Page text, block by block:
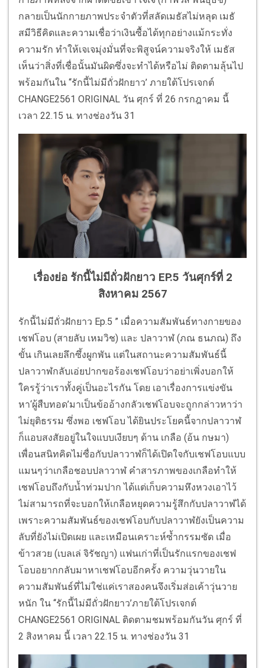
กลายเป็นนักกายภาพประจำตัวที่สลัดเมธัสไม่หลุด เมธั
สมีวิธีคิดและความเชื่อว่าเงินซื้อได้ทุกอย่างแม้กระทั่ง
ความรัก ทำให้เจเจมุ่งมั่นที่จะพิสูจน์ความจริงให้ เมธัส
เห็นว่าสิ่งที่เชื่อนั้นมันผิดซึ่งจะทำได้หรือไม่ ติดตามลุ้นไป
พร้อมกันใน ‘‘รักนี้ไม่มีถั่วฝักยาว’ ภายใต้โปรเจกต์
CHANGE2561 ORIGINAL วัน ศุกร์ ที่ 26 กรกฎาคม นี้
เวลา 22.15 น. ทางช่องวัน 31
เรื่องย่อ รักนี้ไม่มีถั่วฝักยาว EP.5 วันศุกร์ที่ 2
สิงหาคม 2567
รักนี้ไม่มีถั่วฝักยาว Ep.5 ” เมื่อความสัมพันธ์ทางกายของ
เชฟโอบ (สายลับ เหมวิช) และ ปลาวาฬ (ภณ ธนภณ) ถึง
ขั้น เกินเลยลึกซึ้งผูกพัน แต่ในสถานะความสัมพันธ์นี้
ปลาวาฬกลับเอ่ยปากขอร้องเชฟโอบว่าอย่าเพิ่งบอกให้
ใครรู้ว่าเราทั้งคู่เป็นอะไรกัน โดย เอาเรื่องการแข่งขัน
หา‘ผู้สืบทอด’มาเป็นข้ออ้างกลัวเชฟโอบจะถูกกล่าวหาว่า
ไม่ยุติธรรม ซึ่งพอ เชฟโอบ ได้ยินประโยคนี้จากปลาวาฬ
ก็แอบสงสัยอยู่ในใจแบบเงียบๆ ด้าน เกลือ (อ้น กษมา)
เพื่อนสนิทคิดไม่ซื่อกับปลาวาฬก็ได้เปิดใจกับเชฟโอบแบบ
แมนๆว่าเกลือชอบปลาวาฬ คำสารภาพของเกลือทำให้
เชฟโอบถึงกับน้ำท่วมปาก ได้แต่เก็บความหึงหวงเอาไว้
ไม่สามารถที่จะบอกให้เกลือหยุดความรู้สึกกับปลาวาฬได้
เพราะความสัมพันธ์ของเชฟโอบกับปลาวาฬยังเป็นความ
ลับที่ยังไม่เปิดเผย และเหมือนเคราะห์ซ้ำกรรมซัด เมื่อ
ข้าวสวย (เบลเล่ จิรัชญา) แฟนเก่าที่เป็นรักแรกของเชฟ
โอบอยากกลับมาหาเชฟโอบอีกครั้ง ความวุ่นวายใน
ความสัมพันธ์ที่ไม่ใช่แค่เราสองคนจึงเริ่มส่อเค้าวุ่นวาย
หนัก ใน ‘‘รักนี้ไม่มีถั่วฝักยาว’ภายใต้โปรเจกต์
CHANGE2561 ORIGINAL ติดตามชมพร้อมกันวัน ศุกร์ ที่
2 สิงหาคม นี้ เวลา 22.15 น. ทางช่องวัน 31